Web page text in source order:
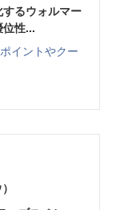
るウォルマー
性...
イントやクー